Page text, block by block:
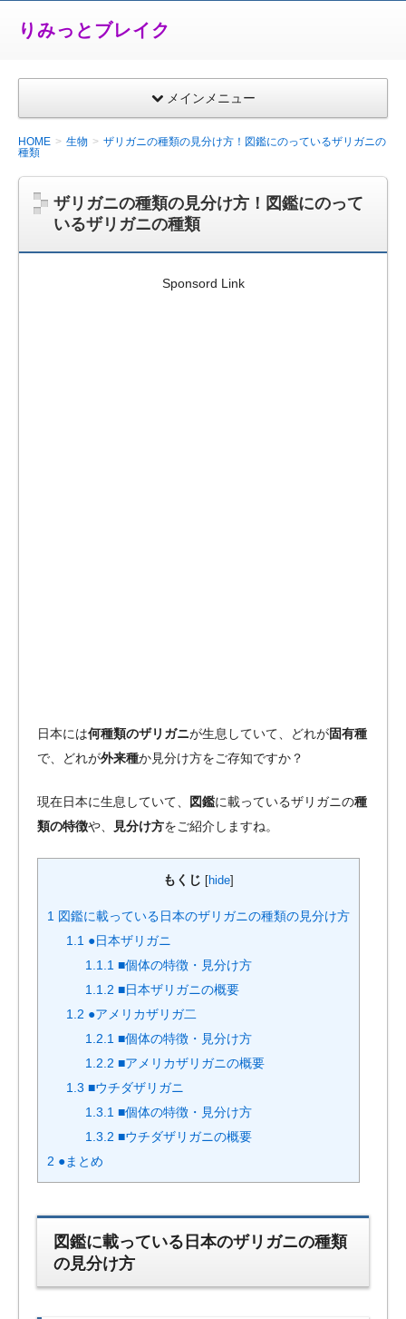
りみっとブレイク
メインメニュー
HOME 生物
ザリガニの種類の見分け方！図鑑にのっているザリガニの
種類
ザリガニの種類の見分け方！図鑑にのって
いるザリガニの種類
Sponsord Link
日本には何種類のザリガニが生息していて、どれが固有種
で、どれが外来種か見分け方をご存知ですか？
現在日本に生息していて、 図鑑に載っているザリガニの種
類の特徴や、 見分け方をご紹介しますね。
もくじ hide
1 図鑑に載っている日本のザリガニの種類の見分け方
1.1 ●日本ザリガニ
1.1.1 ■個体の特徴・見分け方
1.1.2 ■日本ザリガニの概要
1.2 ●アメリカザリガ二
1.2.1 ■個体の特徴・見分け方
1.2.2 ■アメリカザリガニの概要
1.3 ■ウチダザリガニ
1.3.1 ■個体の特徴・見分け方
1.3.2 ■ウチダザリガニの概要
2 ●まとめ
図鑑に載っている日本のザリガニの種類
の見分け方